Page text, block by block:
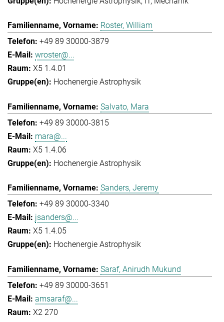
Roster, William
+49 89 30000-3879
wroster@...
X5 1.4.01
Hochenergie Astrophysik
Salvato, Mara
+49 89 30000-3815
mara@...
X5 1.4.06
Hochenergie Astrophysik
Sanders, Jeremy
+49 89 30000-3340
jsanders@...
X5 1.4.05
Hochenergie Astrophysik
Saraf, Anirudh Mukund
+49 89 30000-3651
amsaraf@...
X2 270